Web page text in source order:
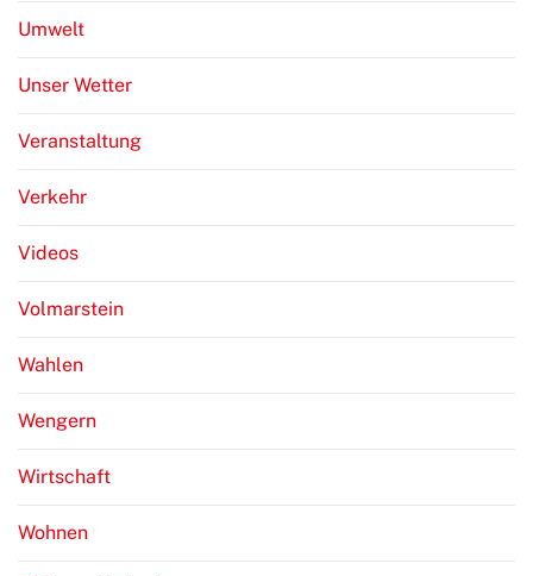
Umwelt
Unser Wetter
Veranstaltung
Verkehr
Videos
Volmarstein
Wahlen
Wengern
Wirtschaft
Wohnen